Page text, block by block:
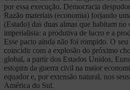
por essa execução. Democracia
Razão materiais (economia) forjando
(Estado) das duas almas que habitam no
imperialista: a produtiva de lucro e a
Esse pacto ainda não foi rompido. O
coincidir com a explosão do próximo
global, a partir dos Estados Unidos,
estopim da guerra civil na maior
equador e, por extensão natural, nos
América do Sul.